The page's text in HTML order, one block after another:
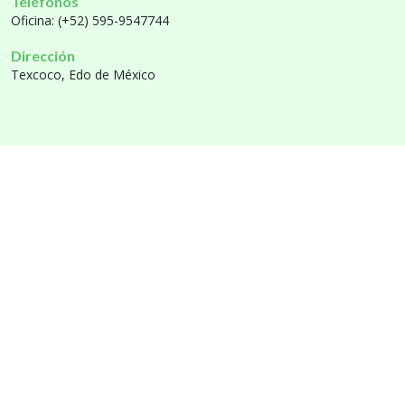
Oficina: (+52) 595-9547744
Dirección
Texcoco, Edo de México